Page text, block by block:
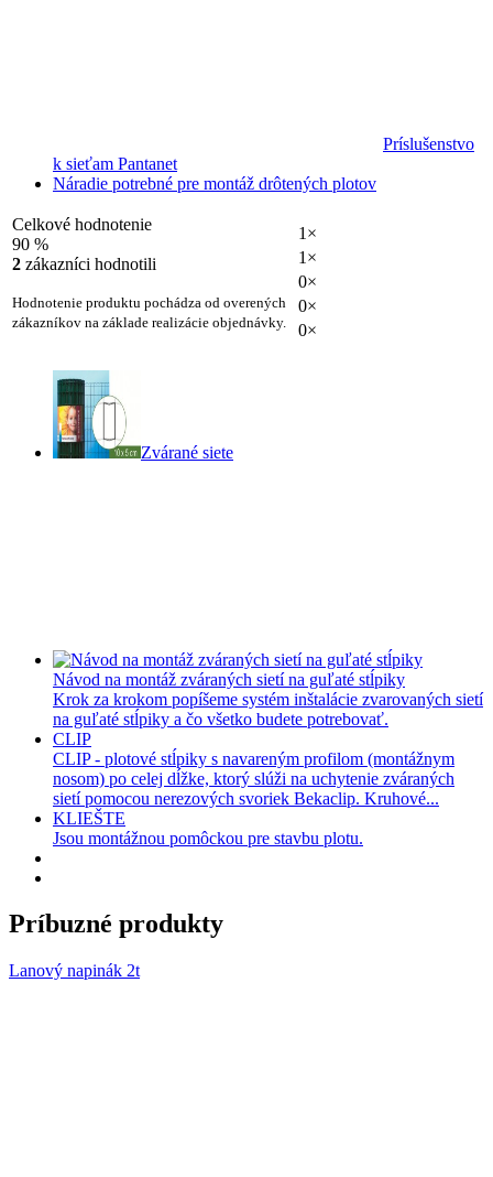
Príslušenstvo
k sieťam Pantanet
Náradie potrebné pre montáž drôtených plotov
Celkové hodnotenie
90 %
2 zákazníci hodnotili
Hodnotenie produktu pochádza od overených
zákazníkov na základe realizácie objednávky.
1×
1×
0×
0×
0×
Zvárané siete
Návod na montáž zváraných sietí na guľaté stĺpiky
Krok za krokom popíšeme systém inštalácie zvarovaných sietí
na guľaté stĺpiky a čo všetko budete potrebovať.
CLIP
CLIP - plotové stĺpiky s navareným profilom (montážnym
nosom) po celej dĺžke, ktorý slúži na uchytenie zváraných
sietí pomocou nerezových svoriek Bekaclip. Kruhové...
KLIEŠTE
Jsou montážnou pomôckou pre stavbu plotu.
Príbuzné produkty
Lanový napinák 2t